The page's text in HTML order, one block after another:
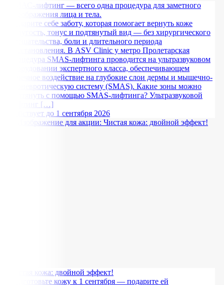
СМАС-лифтинг — всего одна процедура для заметного
преображения лица и тела.
Подарите себе заботу, которая помогает вернуть коже
упругость, тонус и подтянутый вид — без хирургического
вмешательства, боли и длительного периода
восстановления. В ASV Clinic у метро Пролетарская
процедура SMAS-лифтинга проводится на ультразвуковом
оборудовании экспертного класса, обеспечивающем
точечное воздействие на глубокие слои дермы и мышечно-
апоневротическую систему (SMAS). Какие зоны можно
подтянуть с помощью SMAS-лифтинга? Ультразвуковой
лифтинг […]
Действует до 1 сентября 2026
Чистая кожа: двойной эффект!
Подготовьте кожу к 1 сентября — подарите ей